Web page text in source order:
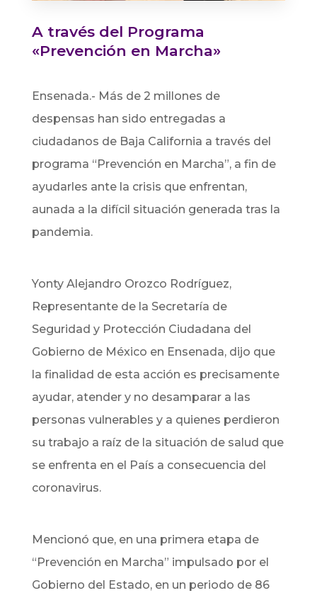
A través del Programa
«Prevención en Marcha»
Ensenada.- Más de 2 millones de
despensas han sido entregadas a
ciudadanos de Baja California a través del
programa “Prevención en Marcha”, a fin de
ayudarles ante la crisis que enfrentan,
aunada a la difícil situación generada tras la
pandemia.
Yonty Alejandro Orozco Rodríguez,
Representante de la Secretaría de
Seguridad y Protección Ciudadana del
Gobierno de México en Ensenada, dijo que
la finalidad de esta acción es precisamente
ayudar, atender y no desamparar a las
personas vulnerables y a quienes perdieron
su trabajo a raíz de la situación de salud que
se enfrenta en el País a consecuencia del
coronavirus.
Mencionó que, en una primera etapa de
“Prevención en Marcha” impulsado por el
Gobierno del Estado, en un periodo de 86